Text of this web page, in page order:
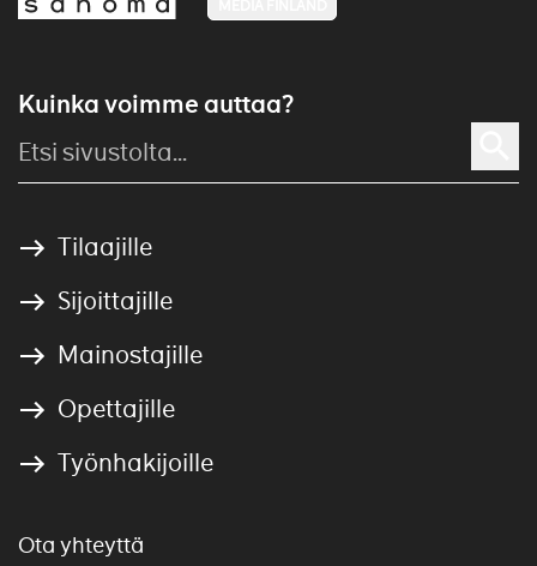
Kuinka voimme auttaa?
Tilaajille
Sijoittajille
Mainostajille
Opettajille
Työnhakijoille
Ota yhteyttä